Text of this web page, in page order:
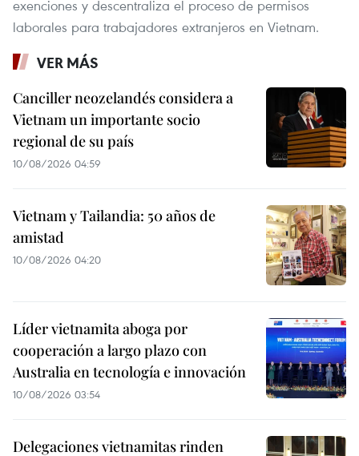
exenciones y descentraliza el proceso de permisos
laborales para trabajadores extranjeros en Vietnam.
VER MÁS
Canciller neozelandés considera a
Vietnam un importante socio
regional de su país
10/08/2026 04:59
Vietnam y Tailandia: 50 años de
amistad
10/08/2026 04:20
Líder vietnamita aboga por
cooperación a largo plazo con
Australia en tecnología e innovación
10/08/2026 03:54
Delegaciones vietnamitas rinden